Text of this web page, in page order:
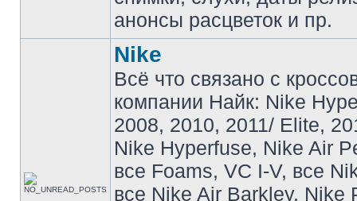
анонсы расцветок и пр.
Nike
Всё что связано с
компании Найк: Nike
2008, 2010, 2011/ Elite,
Nike Hyperfuse, Nike Air
все Foams, VC I-V, все
все Nike Air Barkley, Nike